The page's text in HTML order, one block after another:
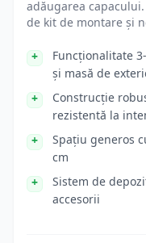
adăugarea
de kit de montare și
Funcționalitate
și masă de
Construcție
rezistentă la
Spațiu generos
cm
Sistem de
accesorii